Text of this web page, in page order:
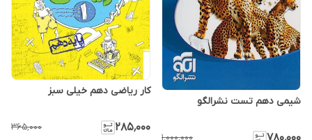
شیمی دهم تست نشرالگو
۱٬۰۰۰٬۰۰۰
کار ریاضی دهم خیلی سبز
۲۸۵٬۰۰۰ ۳۶۵٬۰۰۰